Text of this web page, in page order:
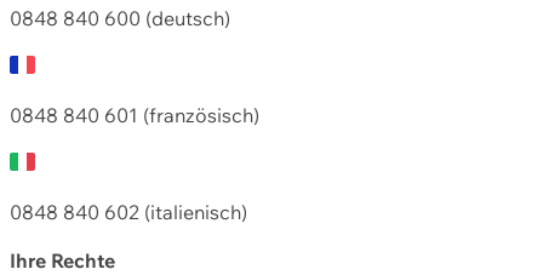
0848 840 600 (deutsch)
0848 840 601 (französisch)
0848 840 602 (italienisch)
Ihre Rechte